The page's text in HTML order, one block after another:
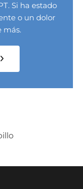
Si ha estado
o un dolor
más.